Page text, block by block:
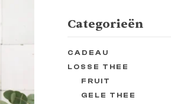
Categorieën
CADEAU
LOSSE THEE
FRUIT
GELE THEE